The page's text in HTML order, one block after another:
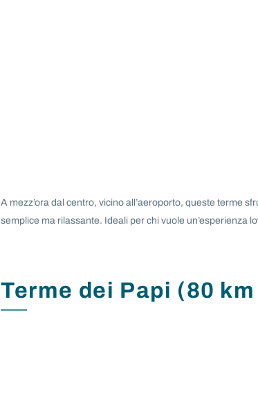
A mezz’ora dal centro, vicino all’aeroporto, queste terme
semplice ma rilassante. Ideali per chi vuole un’esperienza
Terme dei Papi (80